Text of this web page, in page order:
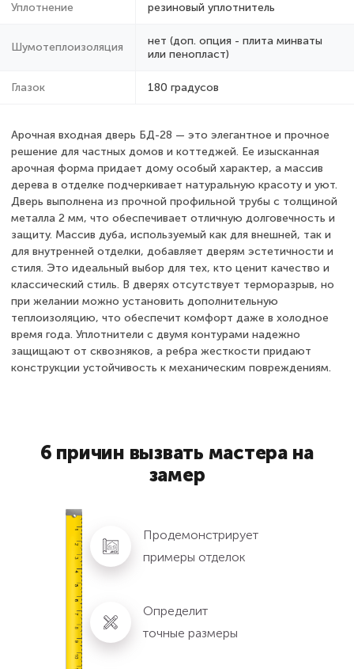
Уплотнение резиновый уплотнитель
Шумотеплоизоляция
нет (доп. опция - плита минваты
или пенопласт)
Глазок 180 градусов
Арочная входная дверь БД-28 — это элегантное и прочное
решение для частных домов и коттеджей. Ее изысканная
арочная форма придает дому особый характер, а массив
дерева в отделке подчеркивает натуральную красоту и уют.
Дверь выполнена из прочной профильной трубы с толщиной
металла 2 мм, что обеспечивает отличную долговечность и
защиту. Массив дуба, используемый как для внешней, так и
для внутренней отделки, добавляет дверям эстетичности и
стиля. Это идеальный выбор для тех, кто ценит качество и
классический стиль. В дверях отсутствует терморазрыв, но
при желании можно установить дополнительную
теплоизоляцию, что обеспечит комфорт даже в холодное
время года. Уплотнители с двумя контурами надежно
защищают от сквозняков, а ребра жесткости придают
конструкции устойчивость к механическим повреждениям.
6 причин вызвать мастера на
замер
Продемонстрирует
примеры отделок
Определит
точные размеры